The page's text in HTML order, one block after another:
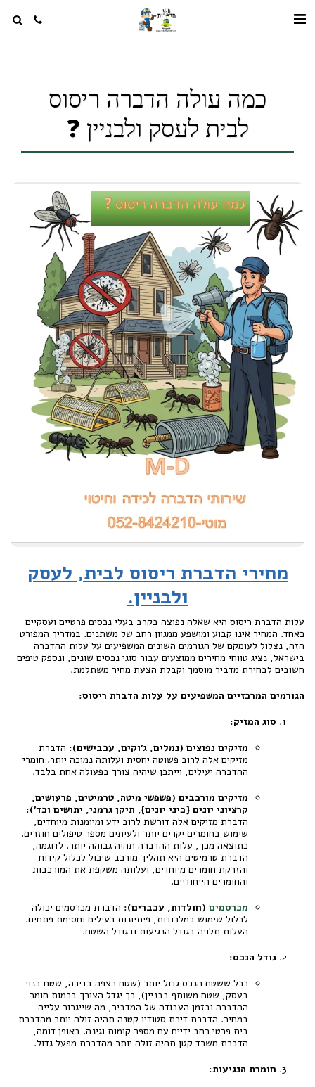
כמה עולה הדברה ריסוס
לבית לעסק ולבניין ❓
מחירי הדברת ריסוס לבית, לעסק
ולבניין.
עלות הדברת ריסוס היא שאלה נפוצה בקרב בעלי נכסים פרטיים ועסקיים
כאחד. המחיר אינו קבוע ומושפע ממגוון רחב של משתנים. במדריך המפורט
הזה, נצלול לעומקם של הגורמים השונים המשפיעים על עלות ההדברה
בישראל, נציג טווחי מחירים ממוצעים עבור סוגי נכסים שונים, ונספק טיפים
חשובים לבחירת מדביר מוסמך וקבלת הצעת מחיר משתלמת.
הגורמים המרכזיים המשפיעים על עלות הדברת ריסוס:
סוג המזיק:
מזיקים נפוצים (נמלים, ג'וקים, עכבישים): הדברת
מזיקים אלה לרוב פשוטה יחסית ועלותה נמוכה יותר. חומרי
ההדברה יעילים, וייתכן שיהיה צורך בפעולה אחת בלבד.
מזיקים מורכבים (פשפשי מיטה, טרמיטים, פרעושים,
קרציוני יונים {כיני יונים}, תיקן גרמני, יתושים וכד'):
הדברת מזיקים אלה דורשת לרוב ידע ומיומנות מיוחדים,
שימוש בחומרים יקרים יותר ולעיתים מספר טיפולים חוזרים.
כתוצאה מכך, עלות ההדברה תהיה גבוהה יותר. לדוגמה,
הדברת טרמיטים היא תהליך מורכב שיכול לכלול קידוח
והזרקת חומרים מיוחדים, ועלותה משקפת את המורכבות
והחומרים הייחודיים.
מכרסמים (חולדות, עכברים): הדברת מכרסמים יכולה
לכלול שימוש במלכודות, פיתיונות רעילים וחסימת פתחים.
העלות תלויה בגודל הנגיעות ובגודל השטח.
גודל הנכס:
ככל ששטח הנכס גדול יותר (שטח רצפה בדירה, שטח בנוי
בעסק, שטח משותף בבניין), כך יגדל הצורך בכמות חומר
ההדברה ובזמן העבודה של המדביר, מה שייגרור עלייה
במחיר. הדברת דירת סטודיו קטנה תהיה זולה יותר מהדברת
בית פרטי רחב ידיים עם מספר קומות וגינה. באופן דומה,
הדברת משרד קטן תהיה זולה יותר מהדברת מפעל גדול.
חומרת הנגיעות: